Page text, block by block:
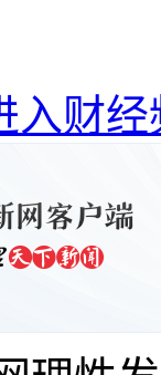
入财经